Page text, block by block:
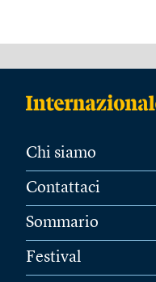
Chi siamo
Contattaci
Sommario
Festival